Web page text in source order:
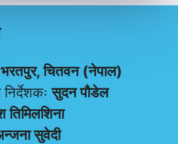
चितवन (नेपाल)
निर्देशकःसुदन पौडेल
सुवेदी